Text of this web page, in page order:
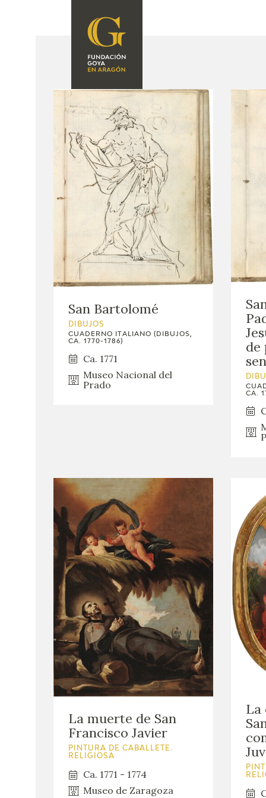
FUNDACIÓN
CENTRO DE
INVESTIGACIÓN Y
DOCUMENTACIÓN
ACCIÓN
CORPORATIVA
ACTIVIDADES
San Bartolomé
DIBUJOS
CUADERNO ITALIANO (DIBUJOS,
CA. 1770-1786)
Ca. 1771
Museo Nacional del
Prado
de
CA.
La muerte de San
Francisco Javier
PINTURA DE CABALLETE.
RELIGIOSA
Ca. 1771 - 1774
Museo de Zaragoza
La